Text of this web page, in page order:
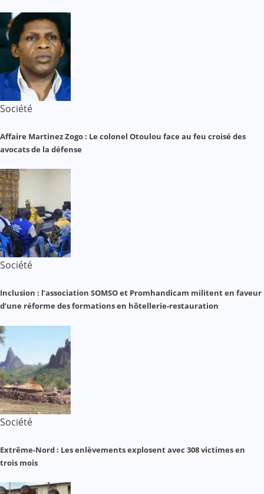
Société
Affaire Martinez Zogo : Le colonel Otoulou face au feu croisé des
avocats de la défense
Société
Inclusion : l’association SOMSO et Promhandicam militent en faveur
d’une réforme des formations en hôtellerie-restauration
Société
Extrême-Nord : Les enlèvements explosent avec 308 victimes en
trois mois